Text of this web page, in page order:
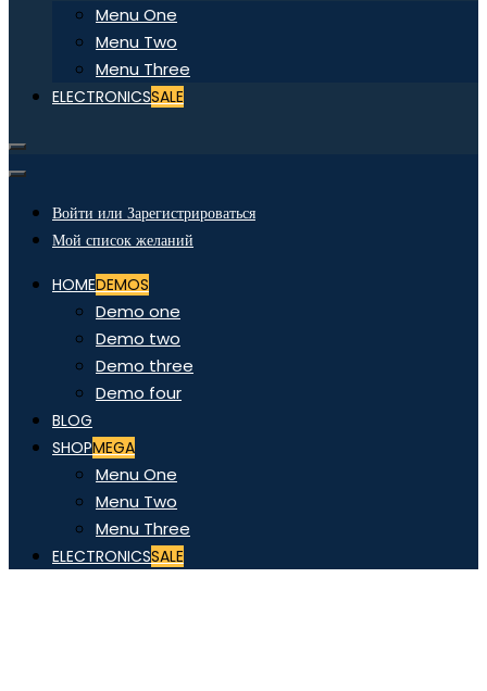
Menu One
Menu Two
Menu Three
ELECTRONICSSALE
Войти или Зарегистрироваться
Мой список желаний
HOMEDEMOS
Demo one
Demo two
Demo three
Demo four
BLOG
SHOPMEGA
Menu One
Menu Two
Menu Three
ELECTRONICSSALE